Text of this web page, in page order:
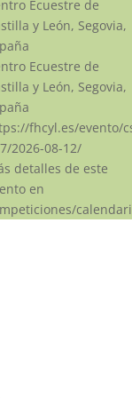
Ecuestre de
y León, Segovia,
Ecuestre de
y León, Segovia,
fhcyl.es/evento/
2026-08-12/
detalles de este
en